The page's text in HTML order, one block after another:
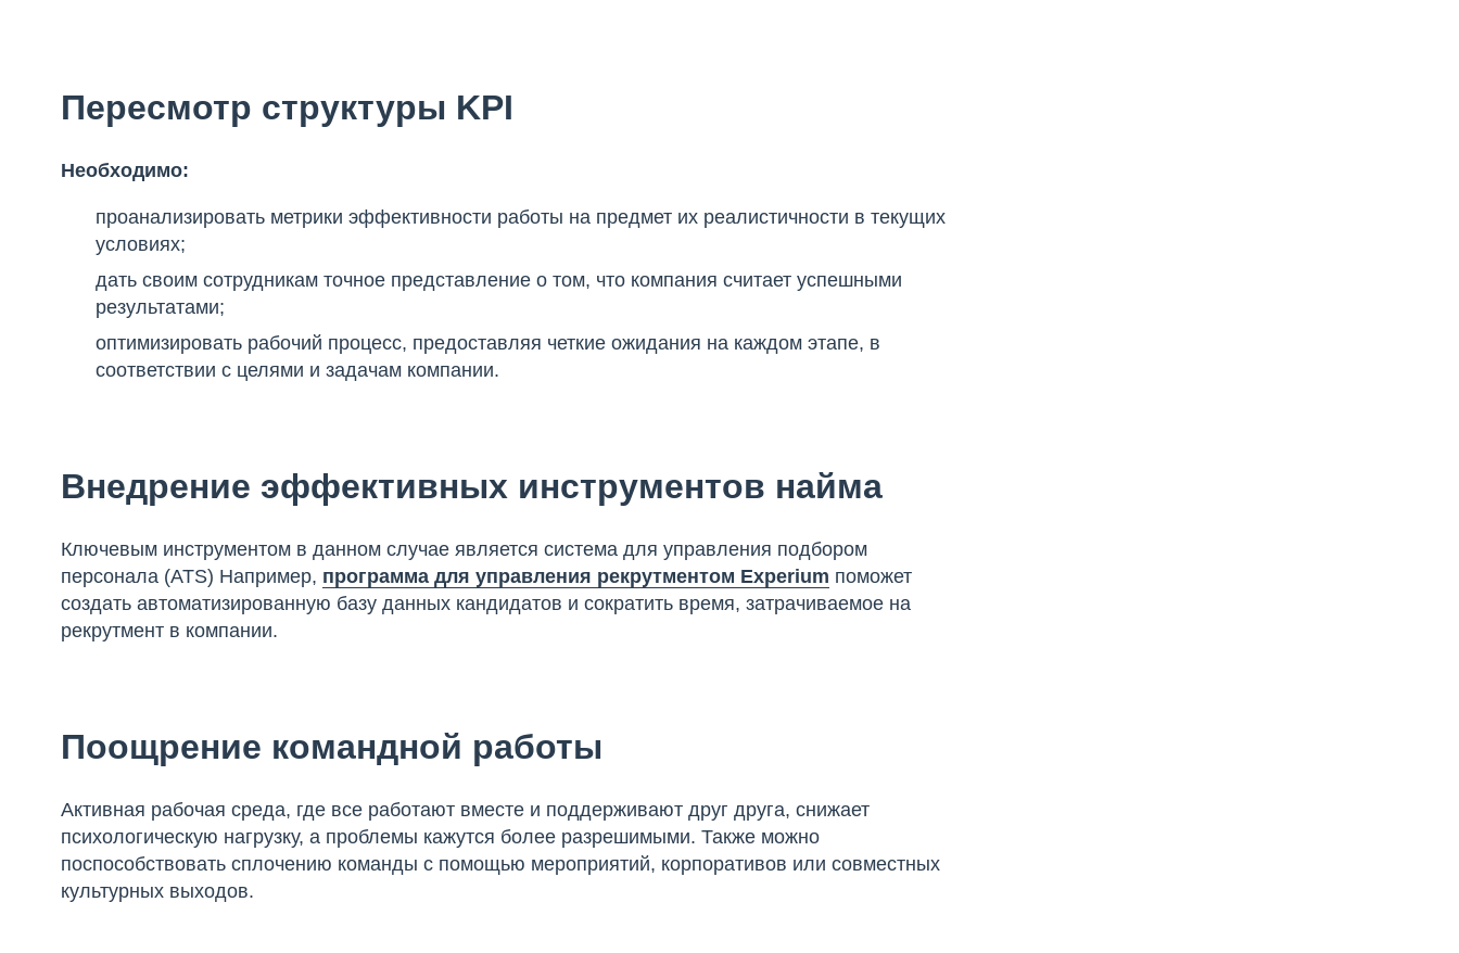
Пересмотр структуры KPI
Необходимо:
проанализировать метрики эффективности работы на предмет их реалистичности в текущих
условиях;
дать своим сотрудникам точное представление о том, что компания считает успешными
результатами;
оптимизировать рабочий процесс, предоставляя четкие ожидания на каждом этапе, в
соответствии с целями и задачам компании.
Внедрение эффективных инструментов найма
Ключевым инструментом в данном случае является система для управления подбором
персонала (ATS) Например, программа для управления рекрутментом Experium поможет
создать автоматизированную базу данных кандидатов и сократить время, затрачиваемое на
рекрутмент в компании.
Поощрение командной работы
Активная рабочая среда, где все работают вместе и поддерживают друг друга, снижает
психологическую нагрузку, а проблемы кажутся более разрешимыми. Также можно
поспособствовать сплочению команды с помощью мероприятий, корпоративов или совместных
культурных выходов.